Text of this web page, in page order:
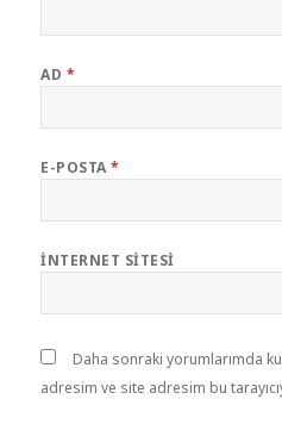
AD *
E-POSTA*
İNTERNET SITESI
Daha sonraki yorumlarımda
adresim ve site adresim bu